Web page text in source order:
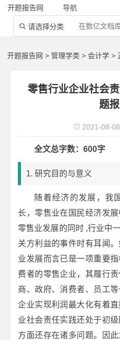
开题报告网 导航
 请选择分类
开题报告网 >管理学类 >会计学 >
零售行业企业社会
题
 2021-08-
全文总字数：600字
1. 研究目的与意义
随着经济的发展，我
长，零售业在国民经济发
零售业发展的同时 ,行业中
关方利益的事件时有耳闻
业发展而言已是一项重要
费者的零售企业，其履行
商、政府、消费者、员工
企业实现利润最大化有着
业社会责任实践还处于初
方面还存在诸多问题。因